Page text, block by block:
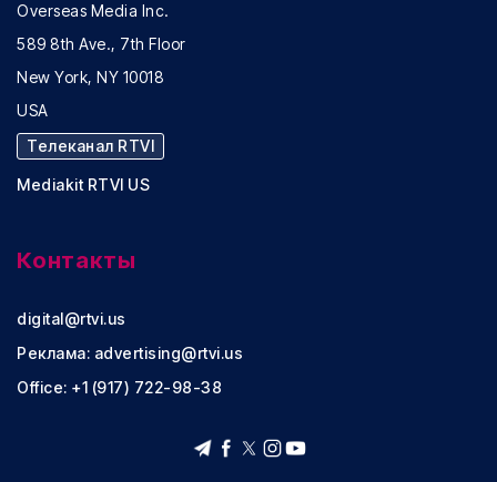
Overseas Media Inc.
589 8th Ave., 7th Floor
New York, NY 10018
USA
Телеканал RTVI
Mediakit RTVI US
Контакты
digital@rtvi.us
Реклама: advertising@rtvi.us
Office: +1 (917) 722-98-38